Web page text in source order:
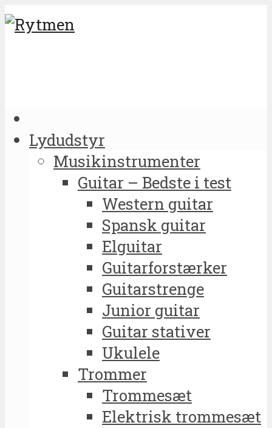
Lydudstyr
Musikinstrumenter
Guitar – Bedste i test
Western guitar
Spansk guitar
Elguitar
Guitarforstærker
Guitarstrenge
Junior guitar
Guitar stativer
Ukulele
Trommer
Trommesæt
Elektrisk trommesæt